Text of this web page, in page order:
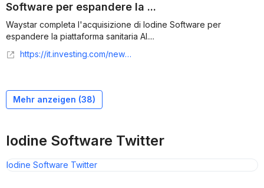
Software per espandere la ...
Waystar completa l'acquisizione di Iodine Software per
espandere la piattaforma sanitaria AI....
https://it.investing.com/news/company-news/waystar-completa-lacquisizione-di-iodine-software-per-espandere-la-piattaforma-sanitaria-ai-93CH-3022954
Mehr anzeigen (38)
Iodine Software Twitter
Iodine Software Twitter